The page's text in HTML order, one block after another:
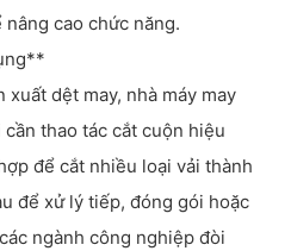
cao chức năng.
xuất dệt may, nhà máy may
thao tác cắt cuộn hiệu
để cắt nhiều loại vải thành
để xử lý tiếp, đóng gói hoặc
ngành công nghiệp đòi